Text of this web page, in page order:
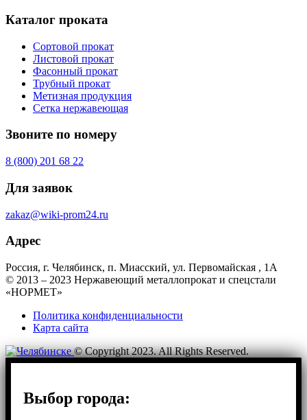
Каталог проката
Сортовой прокат
Листовой прокат
Фасонный прокат
Трубный прокат
Метизная продукция
Сетка нержавеющая
Звоните по номеру
8 (800) 201 68 22
Для заявок
zakaz@wiki-prom24.ru
Адрес
Россия, г. Челябинск, п. Миасский, ул. Первомайская , 1А
© 2013 – 2023 Нержавеющий металлопрокат и спецстали
«НОРМЕТ»
Политика конфиденциальности
Карта сайта
© Copyright 2023. All Rights Reserved.
Выбор города: